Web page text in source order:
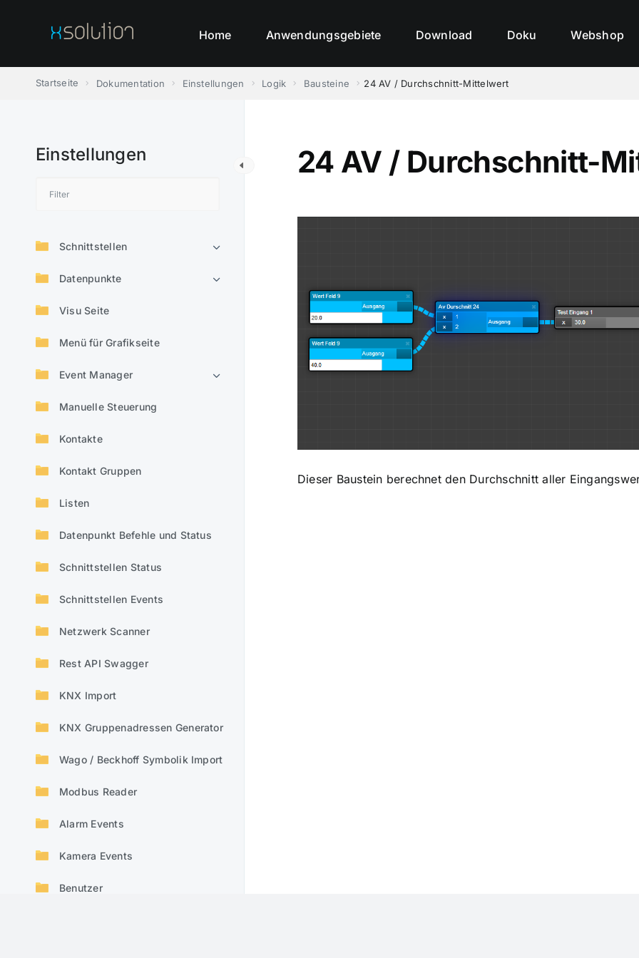
Home Anwendungsgebiete Download Doku Webshop
Startseite Dokumentation Einstellungen Logik Bausteine 24 AV / Durchschnitt-Mittelwert
Einstellungen
Schnittstellen
Datenpunkte
Visu Seite
Menü für Grafikseite
Event Manager
Manuelle Steuerung
Kontakte
Kontakt Gruppen
Listen
Datenpunkt Befehle und Status
Schnittstellen Status
Schnittstellen Events
Netzwerk Scanner
Rest API Swagger
KNX Import
KNX Gruppenadressen Generator
Wago / Beckhoff Symbolik Import
Modbus Reader
Alarm Events
Kamera Events
Benutzer
24 AV / Durchschnitt-
Dieser Baustein berechnet den Durchschnitt aller